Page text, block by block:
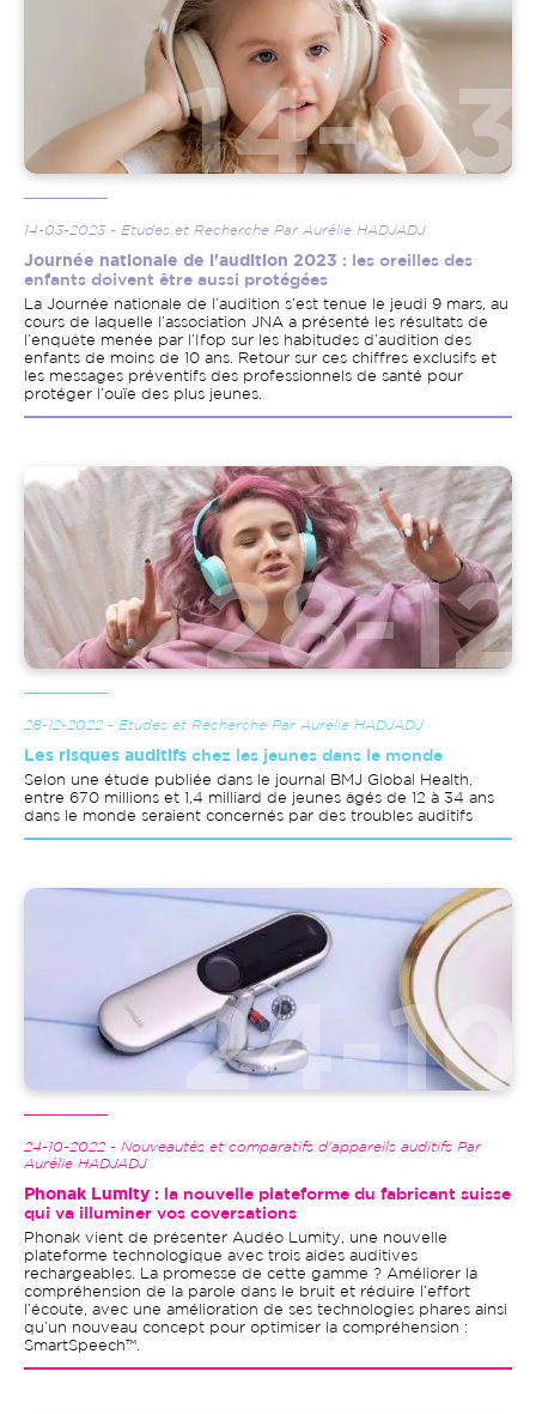
14-03-2023 - Etudes et Recherche Par Aurélie HADJADJ
Journée nationale de l'audition 2023 : les oreilles des
enfants doivent être aussi protégées
La Journée nationale de l’audition s’est tenue le jeudi 9 mars, au
cours de laquelle l’association JNA a présenté les résultats de
l’enquête menée par l’Ifop sur les habitudes d’audition des
enfants de moins de 10 ans. Retour sur ces chiffres exclusifs et
les messages préventifs des professionnels de santé pour
protéger l’ouïe des plus jeunes.
28-12-2022 - Etudes et Recherche Par Aurélie HADJADJ
Les risques auditifs chez les jeunes dans le monde
Selon une étude publiée dans le journal BMJ Global Health,
entre 670 millions et 1,4 milliard de jeunes âgés de 12 à 34 ans
dans le monde seraient concernés par des troubles auditifs
Image
24-10-2022 - Nouveautés et comparatifs d'appareils auditifs Par
Aurélie HADJADJ
Phonak Lumity : la nouvelle plateforme du fabricant suisse
qui va illuminer vos coversations
Phonak vient de présenter Audéo Lumity, une nouvelle
plateforme technologique avec trois aides auditives
rechargeables. La promesse de cette gamme ? Améliorer la
compréhension de la parole dans le bruit et réduire l’effort
l’écoute, avec une amélioration de ses technologies phares ainsi
qu’un nouveau concept pour optimiser la compréhension :
SmartSpeech™.